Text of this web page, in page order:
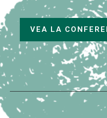
VEA LA